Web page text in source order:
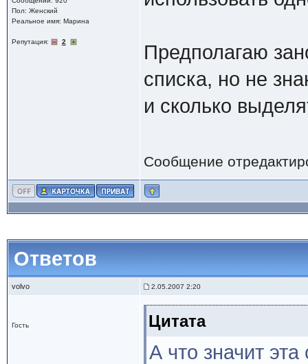
Пол: Женский
Реальное имя: Марина
Репутация: 2
Предполагаю
списка, но не
и сколько
Сообщение
Ответов
volvo 2.05.2007 2:20
Гость Цитата
А что значит эта